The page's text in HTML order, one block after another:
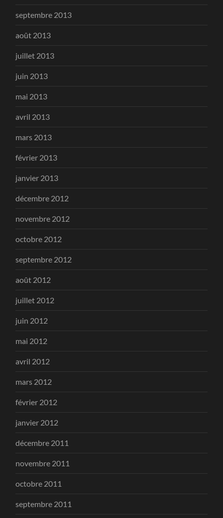
septembre 2013
août 2013
juillet 2013
juin 2013
mai 2013
avril 2013
mars 2013
février 2013
janvier 2013
décembre 2012
novembre 2012
octobre 2012
septembre 2012
août 2012
juillet 2012
juin 2012
mai 2012
avril 2012
mars 2012
février 2012
janvier 2012
décembre 2011
novembre 2011
octobre 2011
septembre 2011